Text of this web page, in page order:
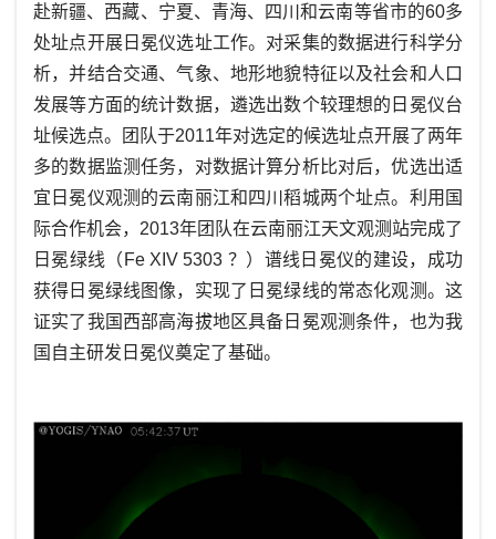
赴新疆、西藏、宁夏、青海、四川和云南等省市的60多
处址点开展日冕仪选址工作。对采集的数据进行科学分
析，并结合交通、气象、地形地貌特征以及社会和人口
发展等方面的统计数据，遴选出数个较理想的日冕仪台
址候选点。团队于2011年对选定的候选址点开展了两年
多的数据监测任务，对数据计算分析比对后，优选出适
宜日冕仪观测的云南丽江和四川稻城两个址点。利用国
际合作机会，2013年团队在云南丽江天文观测站完成了
日冕绿线（ Fe XIV 5303 ？ ） 谱线日冕仪的建设，成功
获得日冕绿线图像，实现了日冕绿线的常态化观测。这
证实了我国西部高海拔地区具备日冕观测条件，也为我
国自主研发日冕仪奠定了基础。